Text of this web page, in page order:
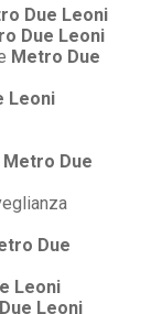
Due Leoni
Due Leoni
Metro Due
Leoni
Metro Due
Due
Leoni
Leoni